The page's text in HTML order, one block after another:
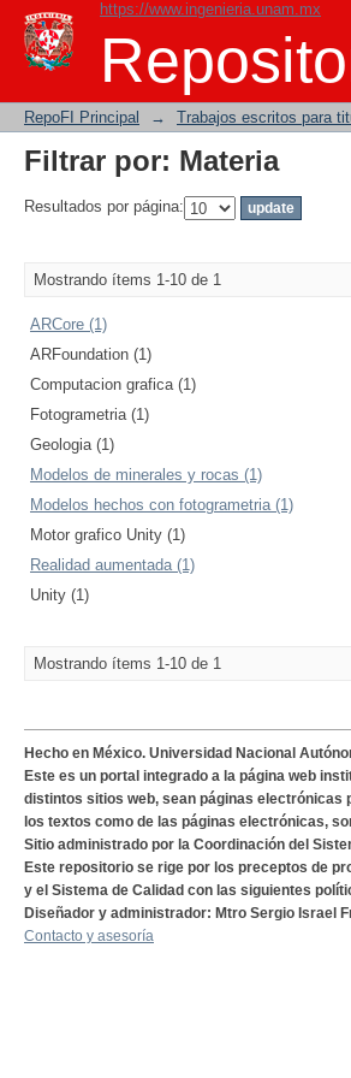
https://www.ingenieria.unam.mx
Filtrar por: Materia
RepoFI Principal → Trabajos escritos para
Filtrar por: Materia
Resultados por página:
Mostrando ítems 1-10 de 1
ARCore (1)
ARFoundation (1)
Computacion grafica (1)
Fotogrametria (1)
Geologia (1)
Modelos de minerales y rocas (1)
Modelos hechos con fotogrametria (1)
Motor grafico Unity (1)
Realidad aumentada (1)
Unity (1)
Mostrando ítems 1-10 de 1
Hecho en México. Universidad Nacional
Este es un portal integrado a la página web
distintos sitios web, sean páginas electrónicas
los textos como de las páginas electrónicas,
Sitio administrado por la Coordinación del
Este repositorio se rige por los preceptos de
y el Sistema de Calidad con las siguientes
Diseñador y administrador: Mtro Sergio Israel
Contacto y asesoría